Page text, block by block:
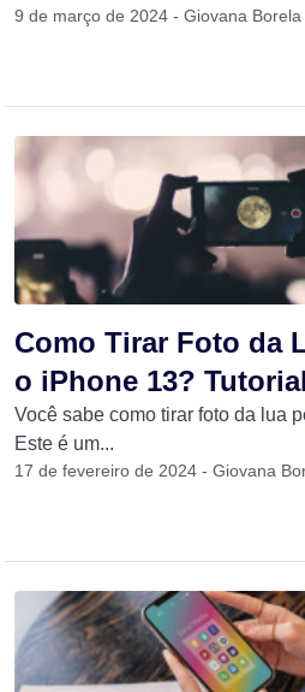
9 de março de 2024 - Giovana Borela
Como Tirar Foto da
o iPhone 13? Tutorial
Você sabe como tirar foto da lua
Este é um...
17 de fevereiro de 2024 - Giovana